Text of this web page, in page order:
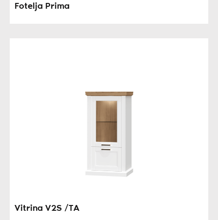
Fotelja Prima
Vitrina V2S /TA